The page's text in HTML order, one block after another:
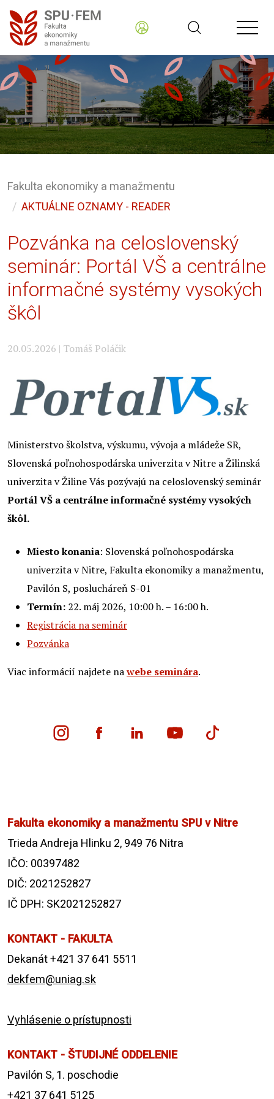
Fakulta ekonomiky a manažmentu
AKTUÁLNE OZNAMY - READER
Pozvánka na celoslovenský
seminár: Portál VŠ a centrálne
informačné systémy vysokých
škôl
20.05.2026 | Tomáš Poláčik
Ministerstvo školstva, výskumu, vývoja a mládeže SR,
Slovenská poľnohospodárska univerzita v Nitre a Žilinská
univerzita v Žiline Vás pozývajú na celoslovenský seminár
Portál VŠ a centrálne informačné systémy vysokých
škôl.
Miesto konania: Slovenská poľnohospodárska
univerzita v Nitre, Fakulta ekonomiky a manažmentu,
Pavilón S, poslucháreň S-01
Termín: 22. máj 2026, 10:00 h. – 16:00 h.
Registrácia na seminár
Pozvánka
Viac informácií najdete nawebe seminára.
Fakulta ekonomiky a manažmentu SPU v Nitre
Trieda Andreja Hlinku 2, 949 76 Nitra
IČO: 00397482
DIČ: 2021252827
IČ DPH: SK2021252827
KONTAKT - FAKULTA
Dekanát +421 37 641 5511
dekfem@uniag.sk
Vyhlásenie o prístupnosti
KONTAKT - ŠTUDIJNÉ ODDELENIE
Pavilón S, 1. poschodie
+421 37 641 5125